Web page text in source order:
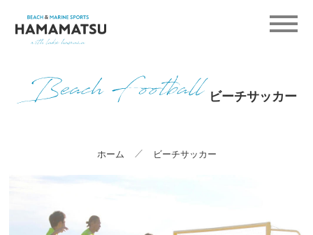
ビーチサッカー
ホーム ビーチサッカー